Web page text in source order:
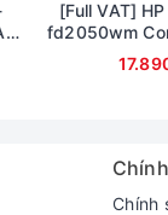
[Full VAT]
fd2050wm
Ram 8GB SSD
15.6inch
Chính